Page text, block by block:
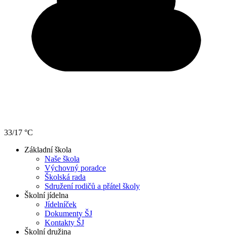
33/17 °C
Základní škola
Naše škola
Výchovný poradce
Školská rada
Sdružení rodičů a přátel školy
Školní jídelna
Jídelníček
Dokumenty ŠJ
Kontakty ŠJ
Školní družina